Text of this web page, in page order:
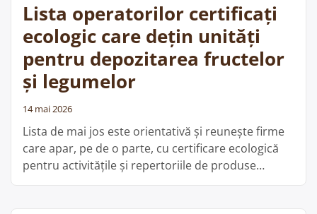
fructe
legume”
Lista operatorilor certificați
ecologic care dețin unități
pentru depozitarea fructelor
și legumelor
14 mai 2026
Lista de mai jos este orientativă și reunește firme
care apar, pe de o parte, cu certificare ecologică
pentru activitățile și repertoriile de produse